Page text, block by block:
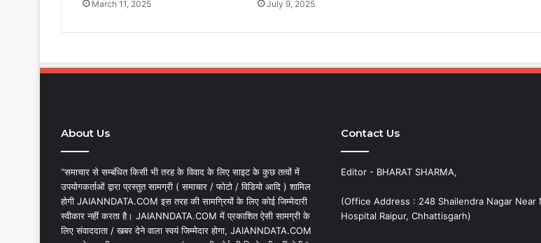
March 11, 2025 July 9, 2025
About Us
“समाचार से सम्बंधित किसी भी तरह के विवाद के लिए साइट के कुछ तत्वों में
उपयोगकर्ताओं द्वारा प्रस्तुत सामग्री ( समाचार / फोटो / विडियो आदि ) शामिल
होगी JAIANNDATA.COM इस तरह की सामग्रियों के लिए कोई जिम्मेदारी
स्वीकार नहीं करता है। JAIANNDATA.COM में प्रकाशित ऐसी सामग्री के
लिए संवाददाता / खबर देने वाला स्वयं जिम्मेदार होगा, JAIANNDATA.COM
Contact Us
Editor - BHARAT SHARMA,
(Office Address : 248 Shailendra Nagar Near
Hospital Raipur, Chhattisgarh)